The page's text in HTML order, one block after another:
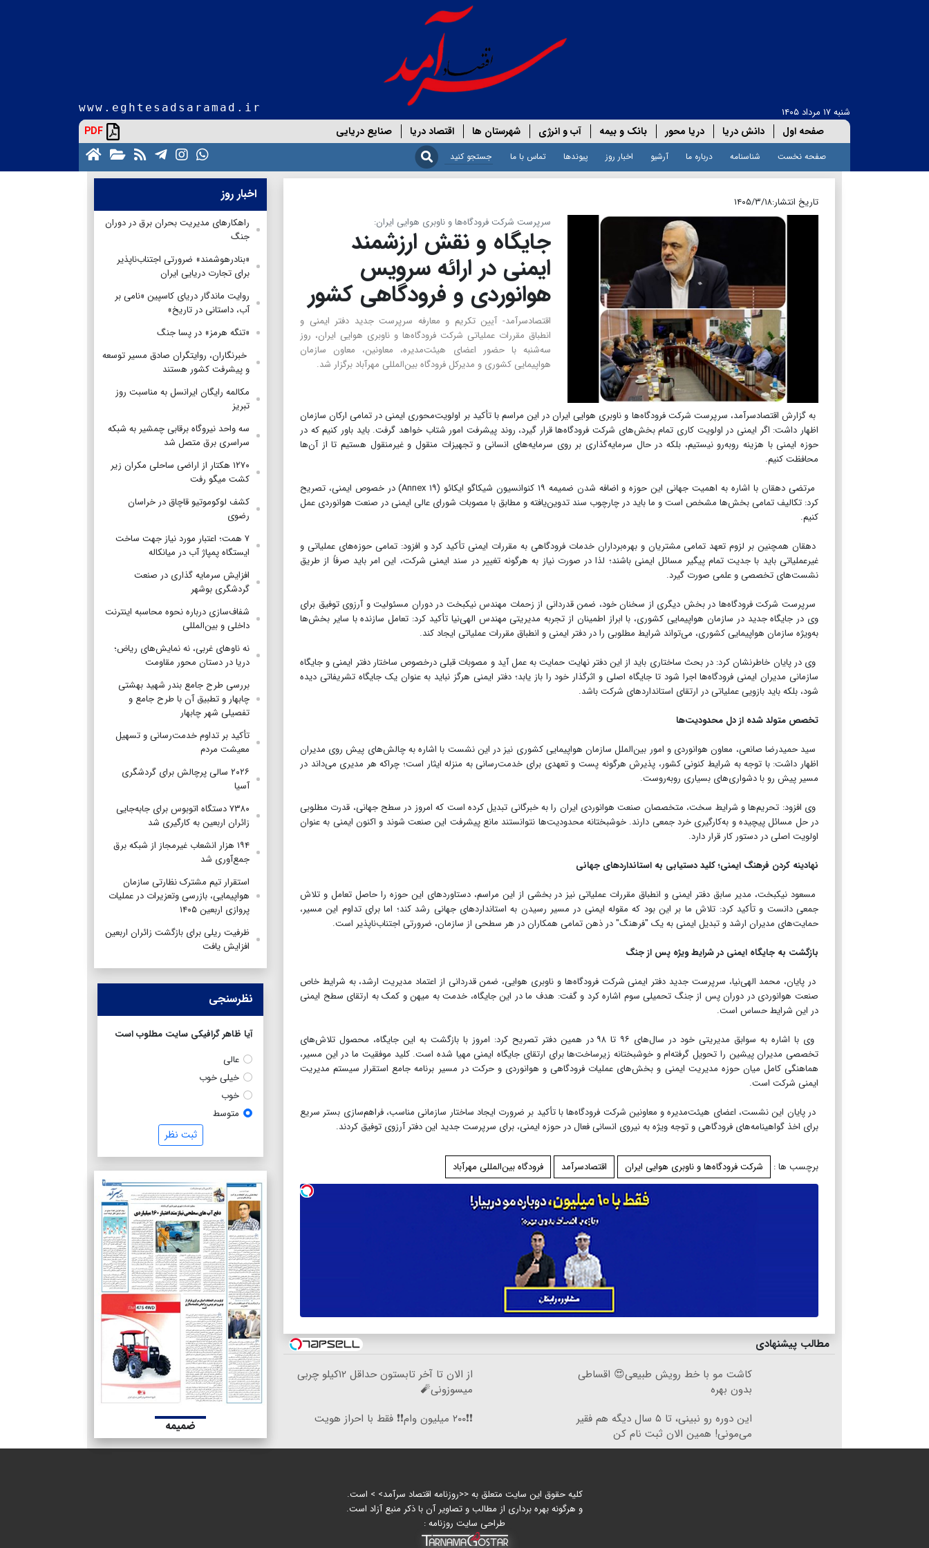
شنبه ۱۷ مرداد ۱۴۰۵ www.eghtesadsaramad.ir
صفحه اول دانش دریا دریا محور بانک و بیمه آب و انرژی شهرستان ها اقتصاد دریا صنایع دریایی PDF
صفحه نخست شناسنامه درباره ما آرشیو اخبار روز پیوندها تماس با ما
تاریخ انتشار:۱۴۰۵/۳/۱۸
سرپرست شرکت فرودگاه‌ها و ناوبری هوایی ایران: ‌
جایگاه و نقش ارزشمند
ایمنی در ارائه سرویس
هوانوردی و فرودگاهی کشور
اقتصادسرآمد- آیین تکریم و معارفه سرپرست جدید دفتر ایمنی و
انطباق مقررات عملیاتی شرکت فرودگاه‌ها و ناوبری هوایی ایران، روز
سه‌شنبه با حضور اعضای هیئت‌مدیره، معاونین، معاون سازمان
هواپیمایی کشوری و مدیرکل فرودگاه بین‌المللی مهرآباد برگزار شد.
به گزارش اقتصادسرآمد، سرپرست شرکت فرودگاه‌ها و ناوبری هوایی ایران در این مراسم با تأکید بر اولویت‌محوری ایمنی در تمامی ارکان سازمان
اظهار داشت: اگر ایمنی در اولویت کاری تمام بخش‌های شرکت فرودگاه‌ها قرار گیرد، روند پیشرفت امور شتاب خواهد گرفت. باید باور کنیم که در
حوزه ایمنی با هزینه رو‌به‌رو نیستیم، بلکه در حال سرمایه‌گذاری بر روی سرمایه‌های انسانی و تجهیزات منقول و غیرمنقول هستیم تا از آن‌ها
محافظت کنیم.
مرتضی دهقان با اشاره به اهمیت جهانی این حوزه و اضافه شدن ضمیمه ۱۹ کنوانسیون شیکاگو ایکائو (۱۹ Annex) در خصوص ایمنی، تصریح
کرد: تکالیف تمامی بخش‌ها مشخص است و ما باید در چارچوب سند تدوین‌یافته و مطابق با مصوبات شورای عالی ایمنی در صنعت هوانوردی عمل
کنیم.
دهقان همچنین بر لزوم تعهد تمامی مشتریان و بهره‌برداران خدمات فرودگاهی به مقررات ایمنی تأکید کرد و افزود: تمامی حوزه‌های عملیاتی و
غیرعملیاتی باید با جدیت تمام پیگیر مسائل ایمنی باشند؛ لذا در صورت نیاز به هرگونه تغییر در سند ایمنی شرکت، این امر باید صرفاً از طریق
نشست‌های تخصصی و علمی صورت گیرد.
سرپرست شرکت فرودگاه‌ها در بخش دیگری از سخنان خود، ضمن قدردانی از زحمات مهندس نیکبخت در دوران مسئولیت و آرزوی توفیق برای
وی در جایگاه جدید در سازمان هواپیمایی کشوری، با ابراز اطمینان از تجربه مدیریتی مهندس الهی‌نیا تأکید کرد: تعامل سازنده با سایر بخش‌ها
به‌ویژه سازمان هواپیمایی کشوری، می‌تواند شرایط مطلوبی را در دفتر ایمنی و انطباق مقررات عملیاتی ایجاد کند.
وی در پایان خاطرنشان کرد: در بحث ساختاری باید از این دفتر نهایت حمایت به عمل آید و مصوبات قبلی درخصوص ساختار دفتر ایمنی و جایگاه
سازمانی مدیران ایمنی فرودگاه‌ها اجرا شود تا جایگاه اصلی و اثرگذار خود را باز یابد؛ دفتر ایمنی هرگز نباید به عنوان یک جایگاه تشریفاتی دیده
شود، بلکه باید بازویی عملیاتی در ارتقای استانداردهای شرکت باشد.
تخصص متولد شده از دل محدودیت‌ها
سید حمیدرضا صانعی، معاون هوانوردی و امور بین‌الملل سازمان هواپیمایی کشوری نیز در این نشست با اشاره به چالش‌های پیش روی مدیران
اظهار داشت: با توجه به شرایط کنونی کشور، پذیرش هرگونه پست و تعهدی برای خدمت‌رسانی به منزله ایثار است؛ چراکه هر مدیری می‌داند در
مسیر پیش رو با دشواری‌های بسیاری روبه‌روست.
وی افزود: تحریم‌ها و شرایط سخت، متخصصان صنعت هوانوردی ایران را به خبرگانی تبدیل کرده است که امروز در سطح جهانی، قدرت مطلوبی
در حل مسائل پیچیده و به‌کارگیری خرد جمعی دارند. خوشبختانه محدودیت‌ها نتوانستند مانع پیشرفت این صنعت شوند و اکنون ایمنی به عنوان
اولویت اصلی در دستور کار قرار دارد.
نهادینه کردن فرهنگ ایمنی؛ کلید دستیابی به استانداردهای جهانی
مسعود نیکبخت، مدیر سابق دفتر ایمنی و انطباق مقررات عملیاتی نیز در بخشی از این مراسم، دستاوردهای این حوزه را حاصل تعامل و تلاش
جمعی دانست و تأکید کرد: تلاش ما بر این بود که مقوله ایمنی در مسیر رسیدن به استانداردهای جهانی رشد کند؛ اما برای تداوم این مسیر،
حمایت‌های مدیران ارشد و تبدیل ایمنی به یک "فرهنگ" در ذهن تمامی همکاران در هر سطحی از سازمان، ضرورتی اجتناب‌ناپذیر است.
بازگشت به جایگاه ایمنی در شرایط ویژه پس از جنگ
در پایان، محمد الهی‌نیا، سرپرست جدید دفتر ایمنی شرکت فرودگاه‌ها و ناوبری هوایی، ضمن قدردانی از اعتماد مدیریت ارشد، به شرایط خاص
صنعت هوانوردی در دوران پس از جنگ تحمیلی سوم اشاره کرد و گفت: هدف ما در این جایگاه، خدمت به میهن و کمک به ارتقای سطح ایمنی
در این شرایط حساس است.
وی با اشاره به سوابق مدیریتی خود در سال‌های ۹۶ تا ۹۸ در همین دفتر تصریح کرد: امروز با بازگشت به این جایگاه، محصول تلاش‌های
تخصصی مدیران پیشین را تحویل گرفته‌ام و خوشبختانه زیرساخت‌ها برای ارتقای جایگاه ایمنی مهیا شده است. کلید موفقیت ما در این مسیر،
هماهنگی کامل میان حوزه مدیریت ایمنی و بخش‌های عملیات فرودگاهی و هوانوردی و حرکت در مسیر برنامه جامع استقرار سیستم مدیریت
ایمنی شرکت است.
در پایان این نشست، اعضای هیئت‌مدیره و معاونین شرکت فرودگاه‌ها با تأکید بر ضرورت ایجاد ساختار سازمانی مناسب، فراهم‌سازی بستر سریع
برای اخذ گواهینامه‌های فرودگاهی و توجه ویژه به نیروی انسانی فعال در حوزه ایمنی، برای سرپرست جدید این دفتر آرزوی توفیق کردند.
برچسب ها : شرکت فرودگاه‌ها و ناوبری هوایی ایران اقتصادسرآمد فرودگاه بین‌المللی مهرآباد
مطالب پیشنهادی
کاشت مو با خط رویش طبیعی😍 اقساطی
بدون بهره
از الان تا آخر تابستون حداقل ۱۲کیلو چربی
میسوزونی🧨
این دوره رو نبینی، تا ۵ سال دیگه هم فقیر
می‌مونی! همین الان ثبت نام کن
❗❗۲۰۰ میلیون وام❗❗ فقط با احراز هویت
اخبار روز
راهکارهای مدیریت بحران برق در دوران
جنگ
«بنادرهوشمند» ضرورتی اجتناب‌ناپذیر
برای تجارت دریایی ایران
روایت ماندگار دریای کاسپین «نامی بر
آب، داستانی در تاریخ»
«تنگه هرمز» در پسا جنگ
‌ خبرنگاران، روایتگران صادق مسیر توسعه
و پیشرفت کشور هستند
مکالمه رایگان ایرانسل به مناسبت روز
تبریز
سه واحد نیروگاه برقابی چمشیر به شبکه
سراسری برق متصل شد
۱۲۷۰ هکتار از اراضی ساحلی مکران زیر
کشت میگو رفت
کشف لوکوموتیو قاچاق در خراسان
رضوی
۷ همت؛ اعتبار مورد نیاز جهت ساخت
ایستگاه پمپاژ آب در میانکاله
افزایش سرمایه گذاری در صنعت
گردشگری بوشهر
شفاف‌سازی درباره نحوه محاسبه اینترنت
داخلی و بین‌المللی
نه ناوهای غربی، نه نمایش‌های ریاض؛
دریا در دستان محور مقاومت
بررسی طرح جامع بندر شهید بهشتی
چابهار و تطبیق آن با طرح جامع و
تفصیلی شهر چابهار
تأکید بر تداوم خدمت‌رسانی و تسهیل
معیشت مردم
۲۰۲۶ سالی پرچالش برای گردشگری
آسیا
۷۳۸۰ دستگاه اتوبوس برای جابه‌جایی
زائران اربعین به‌ کارگیری شد
۱۹۴ هزار انشعاب غیرمجاز از شبکه برق
جمع‌آوری شد
استقرار تیم مشترک نظارتی سازمان
هواپیمایی، بازرسی وتعزیرات در عملیات
پروازی اربعین ۱۴۰۵
ظرفیت ریلی برای بازگشت زائران اربعین
افزایش یافت
نظرسنجی
آیا ظاهر گرافیکی سایت مطلوب است
عالی
خیلی خوب
خوب
متوسط
ثبت نظر
ضمیمه
کلیه حقوق این سایت متعلق به <<روزنامه اقتصاد سرآمد> > است.
و هرگونه بهره برداری از مطالب و تصاویر آن با ذکر منبع آزاد است.
طراحی سایت روزنامه :